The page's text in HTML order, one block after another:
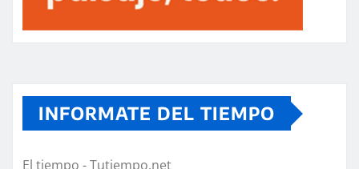
INFORMATE DEL TIEMPO
El tiempo - Tutiempo.net